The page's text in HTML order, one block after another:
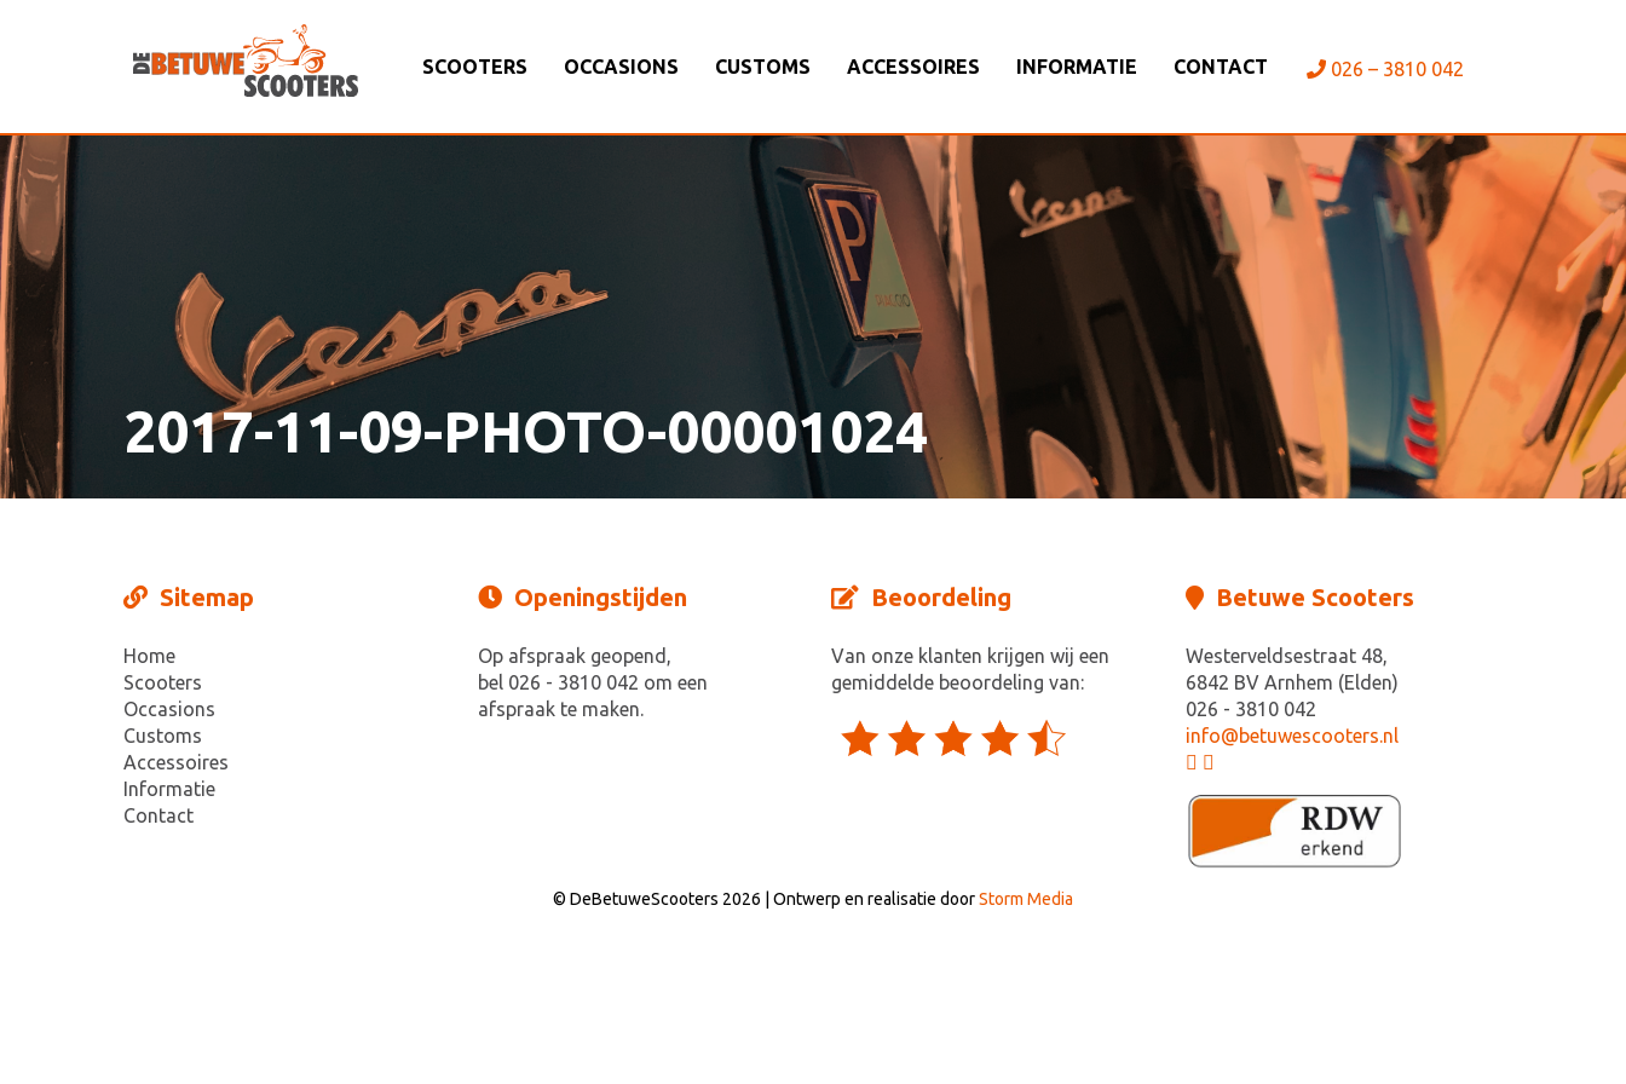
SCOOTERS OCCASIONS CUSTOMS ACCESSOIRES INFORMATIE CONTACT 026 – 3810 042
2017-11-09-PHOTO-00001024
Sitemap
Home
Scooters
Occasions
Customs
Accessoires
Informatie
Contact
Openingstijden
Op afspraak geopend,
bel 026 - 3810 042 om een
afspraak te maken.
Beoordeling
Van onze klanten krijgen wij een
gemiddelde beoordeling van:
Betuwe Scooters
Westerveldsestraat 48,
6842 BV Arnhem (Elden)
026 - 3810 042
info@betuwescooters.nl
© DeBetuweScooters 2026 | Ontwerp en realisatie doorStorm Media